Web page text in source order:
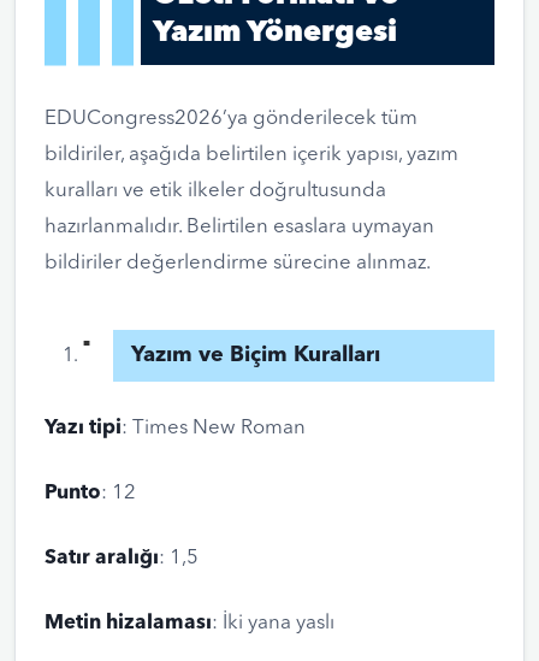
Yazım Yönergesi
EDUCongress2026’ya gönderilecek tüm
bildiriler, aşağıda belirtilen içerik yapısı, yazım
kuralları ve etik ilkeler doğrultusunda
hazırlanmalıdır. Belirtilen esaslara uymayan
bildiriler değerlendirme sürecine alınmaz.
Yazım ve Biçim Kuralları
Yazı tipi: Times New Roman
Punto: 12
Satır aralığı: 1,5
Metin hizalaması: İki yana yaslı